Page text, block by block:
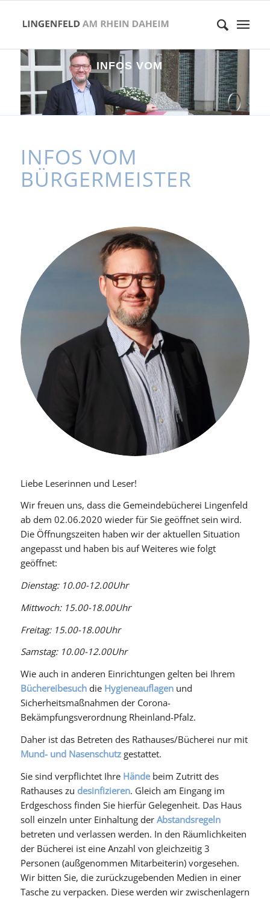
INFOS VOM
BÜ E RMEI TE
INFOS VOM
BÜRGERMEISTER
Liebe Leserinnen und Leser!
Wir freuen uns, dass die Gemeindebücherei Lingenfeld
ab dem 02.06.2020 wieder für Sie geöffnet sein wird.
Die Öffnungszeiten haben wir der aktuellen Situation
angepasst und haben bis auf Weiteres wie folgt
geöffnet:
Dienstag: 10.00-12.00Uhr
Mittwoch: 15.00-18.00Uhr
Freitag: 15.00-18.00Uhr
Samstag: 10.00-12.00Uhr
Wie auch in anderen Einrichtungen gelten bei Ihrem
Büchereibesuchdie Hygieneauflagenund
Sicherheitsmaßnahmen der Corona-
Bekämpfungsverordnung Rheinland-Pfalz.
Daher ist das Betreten des Rathauses/Bücherei nur mit
Mund- und Nasenschutz gestattet.
Sie sind verpflichtet Ihre Händebeim Zutritt des
Rathauses zu desinfizieren. Gleich am Eingang im
Erdgeschoss finden Sie hierfür Gelegenheit. Das Haus
soll einzeln unter Einhaltung der Abstandsregeln
betreten und verlassen werden. In den Räumlichkeiten
der Bücherei ist eine Anzahl von gleichzeitig 3
Personen (außgenommen Mitarbeiterin) vorgesehen.
Wir bitten Sie, die zurückzugebenden Medien in einer
Tasche zu verpacken. Diese werden wir zwischenlagern